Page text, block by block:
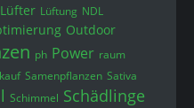
Lüfter Lüftung NDL
Outdoor
ph Power raum
Samenpflanzen Sativa
Schimmel Schädlinge